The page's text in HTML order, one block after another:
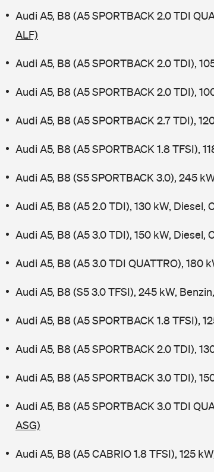
Audi A5, B8 (A5 SPORTBACK 2.0 TDI
ALF)
Audi A5, B8 (A5 SPORTBACK 2.0 TDI),
Audi A5, B8 (A5 SPORTBACK 2.0 TDI),
Audi A5, B8 (A5 SPORTBACK 2.7 TDI),
Audi A5, B8 (A5 SPORTBACK 1.8 TFSI),
Audi A5, B8 (S5 SPORTBACK 3.0), 245
Audi A5, B8 (A5 2.0 TDI), 130 kW, Diesel,
Audi A5, B8 (A5 3.0 TDI), 150 kW, Diesel,
Audi A5, B8 (A5 3.0 TDI QUATTRO), 180
Audi A5, B8 (S5 3.0 TFSI), 245 kW,
Audi A5, B8 (A5 SPORTBACK 1.8 TFSI),
Audi A5, B8 (A5 SPORTBACK 2.0 TDI),
Audi A5, B8 (A5 SPORTBACK 3.0 TDI),
Audi A5, B8 (A5 SPORTBACK 3.0 TDI
ASG)
Audi A5, B8 (A5 CABRIO 1.8 TFSI), 125